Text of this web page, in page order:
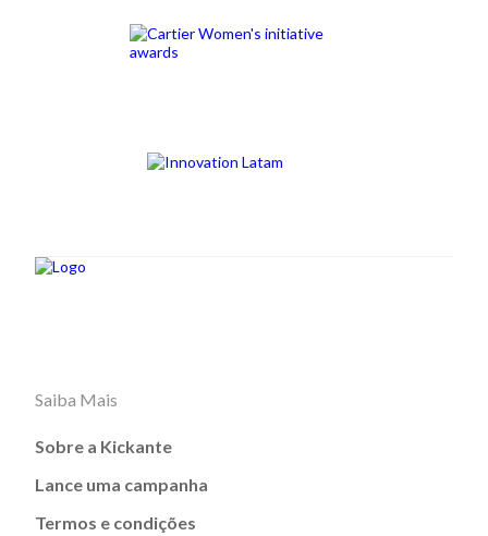
Saiba Mais
Sobre a Kickante
Lance uma campanha
Termos e condições